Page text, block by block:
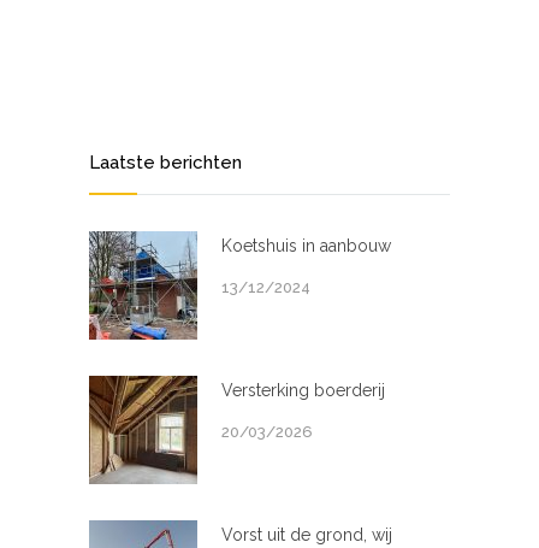
Laatste berichten
Koetshuis in aanbouw
13/12/2024
Versterking boerderij
20/03/2026
Vorst uit de grond, wij